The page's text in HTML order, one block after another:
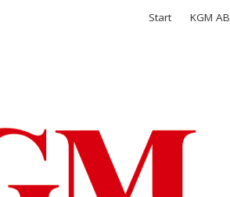
Start KGM AB
Integritetspolicy
Kom ihåg mig
Glömt ditt lösenord?